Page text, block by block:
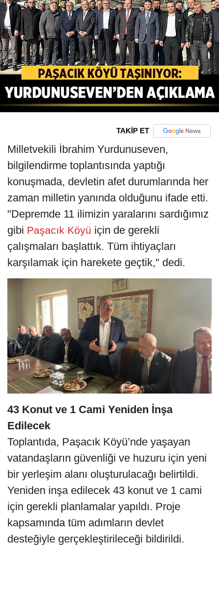
TAKİP ET
Milletvekili İbrahim Yurdunuseven,
bilgilendirme toplantısında yaptığı
konuşmada, devletin afet durumlarında her
zaman milletin yanında olduğunu ifade etti.
"Depremde 11 ilimizin yaralarını sardığımız
gibi Paşacık Köyü için de gerekli
çalışmaları başlattık. Tüm ihtiyaçları
karşılamak için harekete geçtik," dedi.
43 Konut ve 1 Cami Yeniden İnşa
Edilecek
Toplantıda, Paşacık Köyü’nde yaşayan
vatandaşların güvenliği ve huzuru için yeni
bir yerleşim alanı oluşturulacağı belirtildi.
Yeniden inşa edilecek 43 konut ve 1 cami
için gerekli planlamalar yapıldı. Proje
kapsamında tüm adımların devlet
desteğiyle gerçekleştirileceği bildirildi.